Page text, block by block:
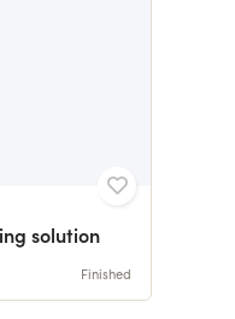
solution
Finished